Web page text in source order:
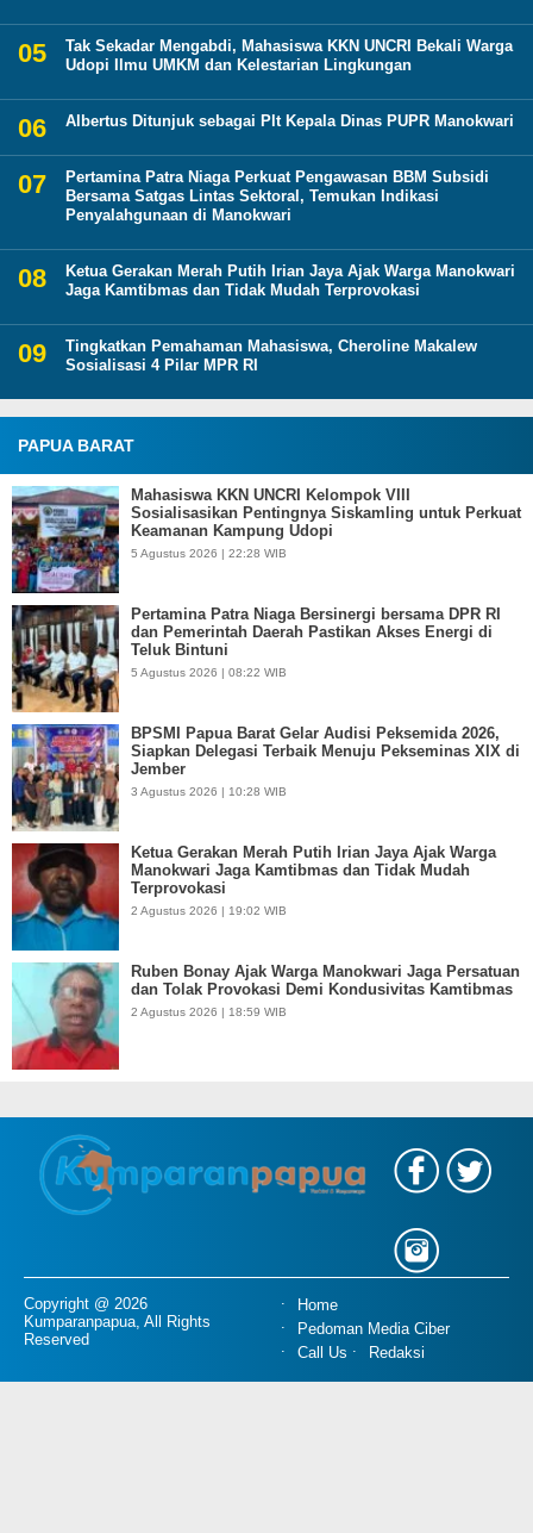
Tak Sekadar Mengabdi, Mahasiswa KKN UNCRI Bekali Warga
Udopi Ilmu UMKM dan Kelestarian Lingkungan
Albertus Ditunjuk sebagai Plt Kepala Dinas PUPR Manokwari
Pertamina Patra Niaga Perkuat Pengawasan BBM Subsidi
Bersama Satgas Lintas Sektoral, Temukan Indikasi
Penyalahgunaan di Manokwari
Ketua Gerakan Merah Putih Irian Jaya Ajak Warga Manokwari
Jaga Kamtibmas dan Tidak Mudah Terprovokasi
Tingkatkan Pemahaman Mahasiswa, Cheroline Makalew
Sosialisasi 4 Pilar MPR RI
PAPUA BARAT
Mahasiswa KKN UNCRI Kelompok VIII
Sosialisasikan Pentingnya Siskamling untuk Perkuat
Keamanan Kampung Udopi
5 Agustus 2026 | 22:28 WIB
Pertamina Patra Niaga Bersinergi bersama DPR RI
dan Pemerintah Daerah Pastikan Akses Energi di
Teluk Bintuni
5 Agustus 2026 | 08:22 WIB
BPSMI Papua Barat Gelar Audisi Peksemida 2026,
Siapkan Delegasi Terbaik Menuju Pekseminas XIX di
Jember
3 Agustus 2026 | 10:28 WIB
Ketua Gerakan Merah Putih Irian Jaya Ajak Warga
Manokwari Jaga Kamtibmas dan Tidak Mudah
Terprovokasi
2 Agustus 2026 | 19:02 WIB
Ruben Bonay Ajak Warga Manokwari Jaga Persatuan
dan Tolak Provokasi Demi Kondusivitas Kamtibmas
2 Agustus 2026 | 18:59 WIB
Copyright @ 2026
Kumparanpapua, All Rights
Reserved
Home
Pedoman Media Ciber
Call Us
Redaksi